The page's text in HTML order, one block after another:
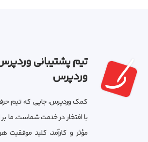
تیم پشتیبانی
وردپرس
کمک وردپرس، جایی که تیم
با افتخار در خدمت شماست. ما بر
مؤثر و کارآمد، کلید